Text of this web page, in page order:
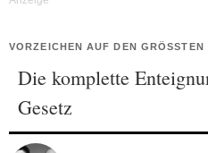
VORZEICHEN AUF DEN GRÖSSTEN
Die komplette
Gesetz